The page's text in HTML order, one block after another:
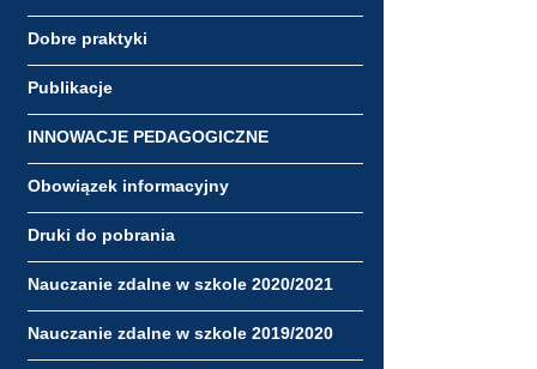
Dobre praktyki
Publikacje
INNOWACJE PEDAGOGICZNE
Obowiązek informacyjny
Druki do pobrania
Nauczanie zdalne w szkole 2020/2021
Nauczanie zdalne w szkole 2019/2020